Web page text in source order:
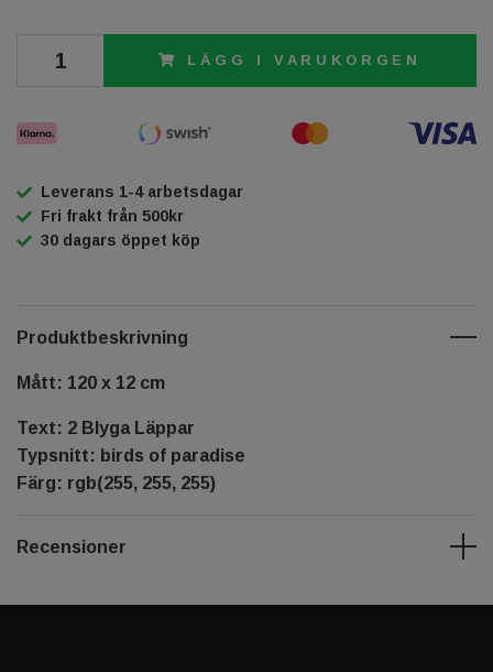
LÄGG I VARUKORGEN
Leverans 1-4 arbetsdagar
Fri frakt från 500kr
30 dagars öppet köp
Produktbeskrivning
Mått: 120 x 12 cm
Text: 2 Blyga Läppar
Typsnitt: birds of paradise
Färg: rgb(255, 255, 255)
Recensioner